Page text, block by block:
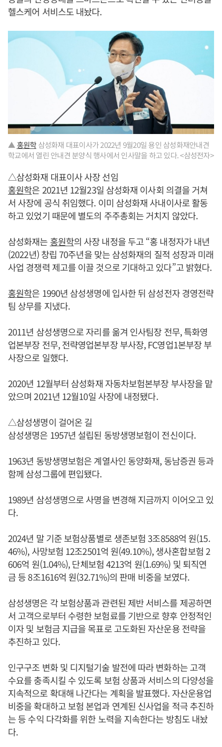
헬스케어 서비스도 내놨다.
▲홍원학삼성화재 대표이사가 2022년 9월20일 용인 삼성화재안내견
학교에서 열린 안내견 분양식 행사에서 인사말을 하고 있다. <삼성전자>
△삼성화재 대표이사 사장 선임
홍원학은 2021년 12월23일 삼성화재 이사회 의결을 거쳐
서 사장에 공식 취임했다. 이미 삼성화재 사내이사로 활동
하고 있었기 때문에 별도의 주주총회는 거치지 않았다.
삼성화재는 홍원학의 사장 내정을 두고 “홍 내정자가 내년
(2022년) 창립 70주년을 맞는 삼성화재의 질적 성장과 미래
사업 경쟁력 제고를 이끌 것으로 기대하고 있다”고 밝혔다.
홍원학은 1990년 삼성생명에 입사한 뒤 삼성전자 경영전략
팀 상무를 지냈다.
2011년 삼성생명으로 자리를 옮겨 인사팀장 전무, 특화영
업본부장 전무, 전략영업본부장 부사장, FC영업1본부장 부
사장으로 일했다.
2020년 12월부터 삼성화재 자동차보험본부장 부사장을 맡
았으며 2021년 12월10일 사장에 내정됐다.
△삼성생명이 걸어온 길
삼성생명은 1957년 설립된 동방생명보험이 전신이다.
1963년 동방생명보험은 계열사인 동양화재, 동남증권 등과
함께 삼성그룹에 편입됐다.
1989년 삼성생명으로 사명을 변경해 지금까지 이어오고 있
다.
2024년 말 기준 보험상품별로 생존보험 3조8588억 원(15.
46%), 사망보험 12조2501억 원(49.10%), 생사혼합보험 2
606억 원(1.04%), 단체보험 4213억 원(1.69%) 및 퇴직연
금 등 8조1616억 원(32.71%)의 판매 비중을 보였다.
삼성생명은 각 보험상품과 관련된 제반 서비스를 제공하면
서 고객으로부터 수령한 보험료를 기반으로 향후 안정적인
이자 및 보험금 지급을 목표로 고도화된 자산운용 전략을
추진하고 있다.
인구구조 변화 및 디지털기술 발전에 따라 변화하는 고객
수요를 충족시킬 수 있도록 보험 상품과 서비스의 다양성을
지속적으로 확대해 나간다는 계획을 발표했다. 자산운용업
비중을 확대하고 보험 본업과 연계된 신사업을 적극 추진하
는 등 수익 다각화를 위한 노력을 지속한다는 방침도 내놨
다.